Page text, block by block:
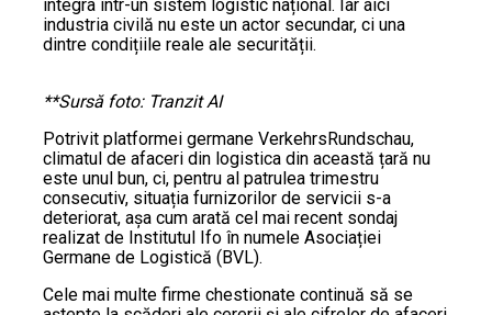
integra într-un sistem logistic național. Iar aici
industria civilă nu este un actor secundar, ci una
dintre condițiile reale ale securității.
**Sursă foto: Tranzit AI
Potrivit platformei germane VerkehrsRundschau,
climatul de afaceri din logistica din această țară nu
este unul bun, ci, pentru al patrulea trimestru
consecutiv, situația furnizorilor de servicii s-a
deteriorat, așa cum arată cel mai recent sondaj
realizat de Institutul Ifo în numele Asociației
Germane de Logistică (BVL).
Cele mai multe firme chestionate continuă să se